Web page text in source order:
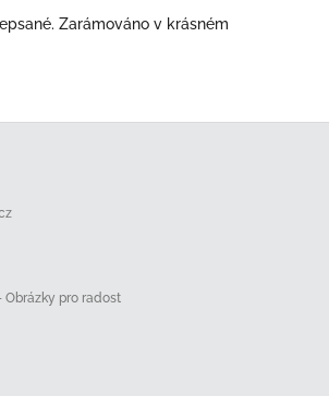
Zarámováno v krásném
Obrázky pro radost